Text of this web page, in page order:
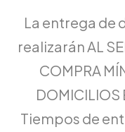
La entrega de
realizarán AL
COMPRA
DOMICILIOS
Tiempos de